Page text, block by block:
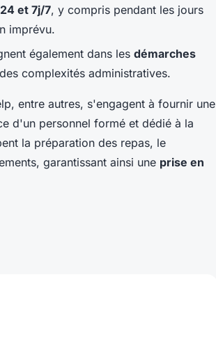
et 7j/7, y compris pendant les jours
imprévu.
également dans les démarches
complexités administratives.
entre autres, s'engagent à fournir une
d'un personnel formé et dédié à la
la préparation des repas, le
garantissant ainsi une prise en